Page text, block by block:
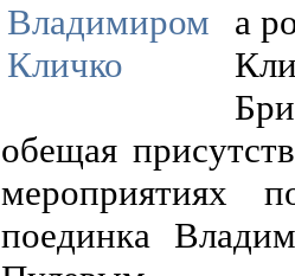
а
обещая
мероприятиях
поединка